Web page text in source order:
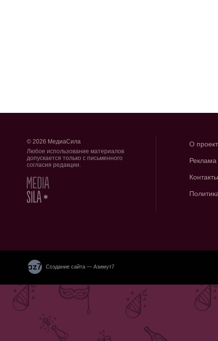
© 2026 МедиаСила
Любое использование материалов
допускается только с письменного
согласия редакции.
О
Реклама
Контакты
Создание сайта — Азимут7